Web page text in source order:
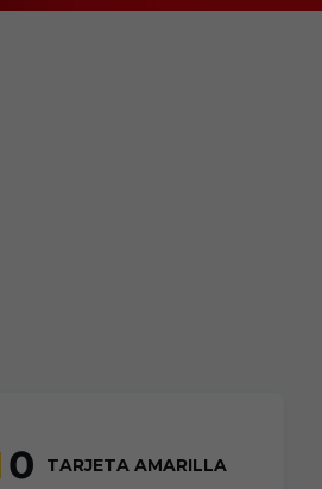
0 TARJETA AMARILLA